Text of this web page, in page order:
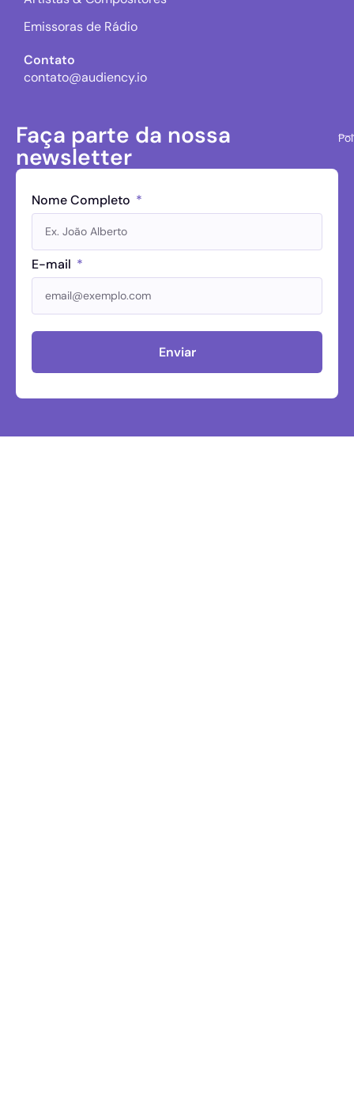
Emissoras de Rádio
Contato
contato@audiency.io
Faça parte da nossa
newsletter
Nome Completo
E-mail
Enviar